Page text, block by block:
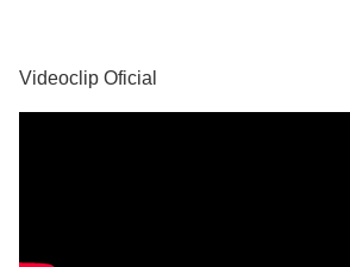
Videoclip Oficial